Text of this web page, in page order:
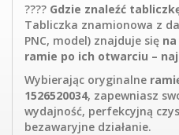
???? Gdzie znaleźć
Tabliczka znamionowa z
PNC, model) znajduje się
ramie po ich otwarciu –
Wybierając oryginalne
1526520034, zapewniasz
wydajność, perfekcyjną
bezawaryjne działanie.